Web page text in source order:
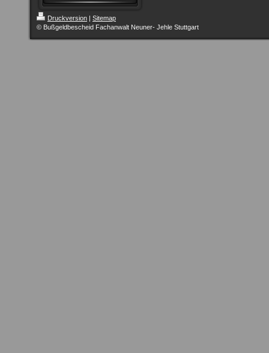
Druckversion | Sitemap
© Bußgeldbescheid Fachanwalt Neuner- Jehle Stuttgart